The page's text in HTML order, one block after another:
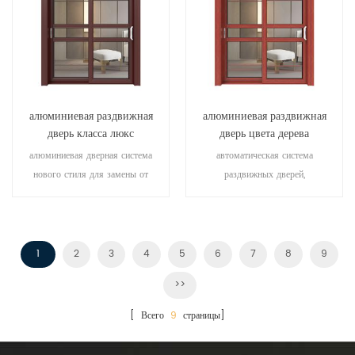
архитектурных потребностей.
алюминиевая раздвижная
дверь класса люкс
алюминиевая дверная система
нового стиля для замены от
алюминиевая раздвижная
дверь цвета дерева
автоматическая система
раздвижных дверей,
1 2 3 4 5 6 7 8 9
>>
[ Всего 9 страницы]